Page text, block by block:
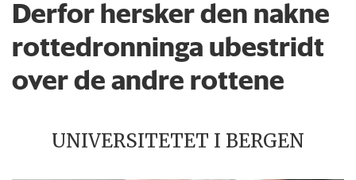
Derfor hersker den nakne
rottedronninga ubestridt
over de andre rottene
UNIVERSITETET I BERGEN